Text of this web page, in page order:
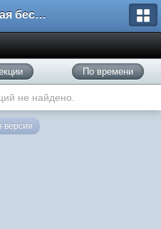
Батумская беседка
По времени
не найдено.
версия